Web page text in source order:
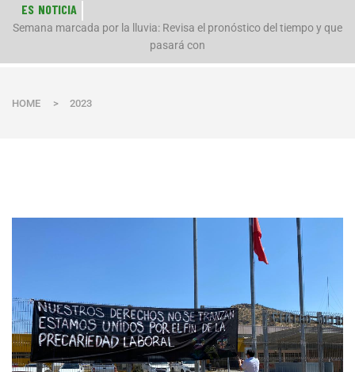
ES NOTICIA
Semana marcada por la lluvia: Revisa el pronóstico del tiempo y que
pasará con
HOME > 2023